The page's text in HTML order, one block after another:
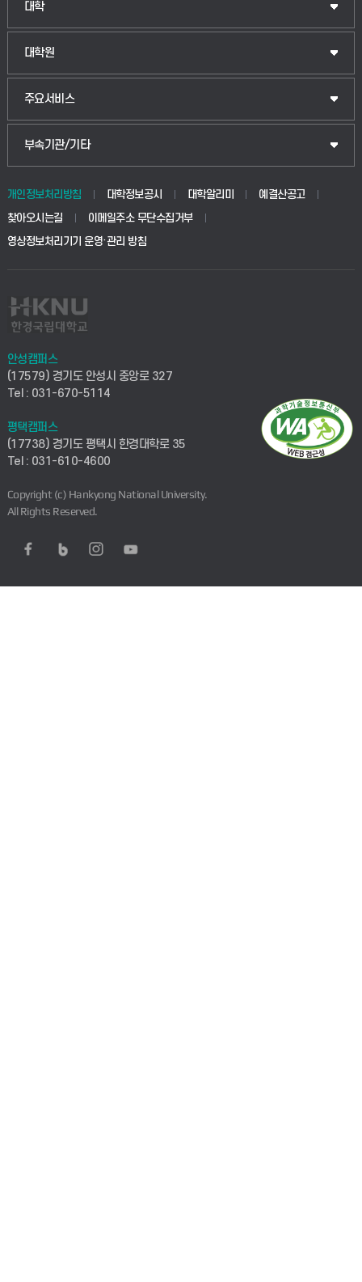
대학
대학원
주요서비스
부속기관/기타
개인정보처리방침 대학정보공시 대학알리미
예결산공고
찾아오시는길
이메일주소 무단수집거부
영상정보처리기기 운영·관리 방침
안성캠퍼스
(17579) 경기도 안성시 중앙로 327
Tel : 031-670-5114
평택캠퍼스
(17738) 경기도 평택시 한경대학로 35
Tel : 031-610-4600
Copyright (c) Hankyong National University.
All Rights Reserved.